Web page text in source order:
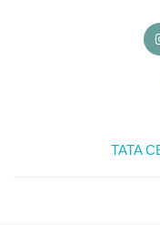
TATA